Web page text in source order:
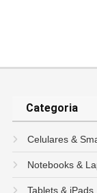
Categoria
Celulares &
Notebooks &
Tablets & iPads